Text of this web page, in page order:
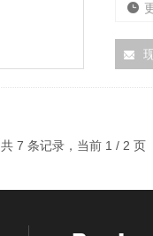
D882
共 7 条记录，当前 1 / 2